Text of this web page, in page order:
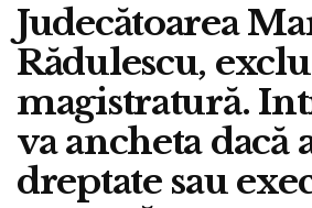
Judecătoarea
Rădulescu,
magistratură.
va ancheta dacă
dreptate sau